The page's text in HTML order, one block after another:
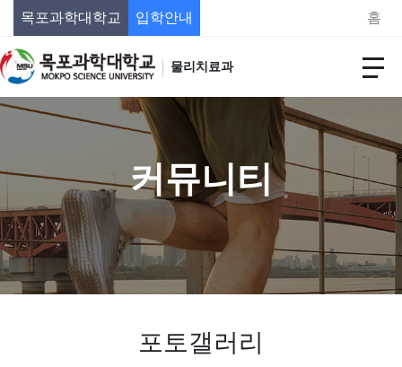
목포과학대학교 입학안내 홈
물리치료과
커뮤니티
포토갤러리